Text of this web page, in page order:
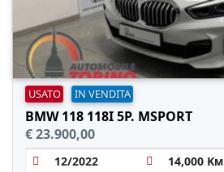
USATO IN VENDITA
BMW 118 118I 5P. MSPORT
€ 23.900,00
12/2022
14,000 Km